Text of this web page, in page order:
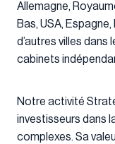
Allemagne,
Bas, USA,
d’autres villes dans
cabinets
Notre activité
investisseurs dans
complexes. Sa